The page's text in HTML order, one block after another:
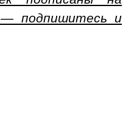
подпишитесь и